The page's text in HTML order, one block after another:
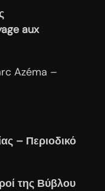
aux
Azéma –
– Περιοδικό
της Βύβλου